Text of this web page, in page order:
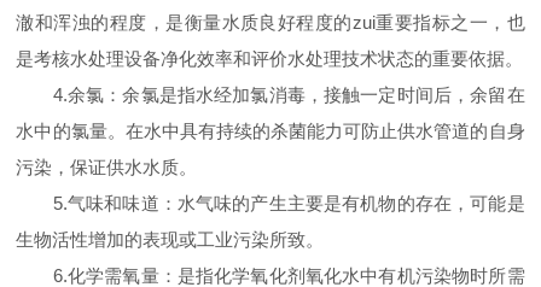
澈和浑浊的程度，是衡量水质良好程度的zui重要指标之一，也
是考核水处理设备净化效率和评价水处理技术状态的重要依据。
4.余氯：余氯是指水经加氯消毒，接触一定时间后，余留在
水中的氯量。在水中具有持续的杀菌能力可防止供水管道的自身
污染，保证供水水质。
5.气味和味道：水气味的产生主要是有机物的存在，可能是
生物活性增加的表现或工业污染所致。
6.化学需氧量：是指化学氧化剂氧化水中有机污染物时所需